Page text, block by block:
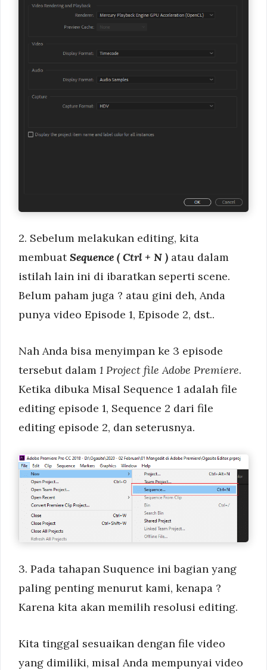
2. Sebelum melakukan editing, kita
membuatSequence ( Ctrl + N ) atau dalam
istilah lain ini di ibaratkan seperti scene.
Belum paham juga ? atau gini deh, Anda
punya video Episode 1, Episode 2, dst..
Nah Anda bisa menyimpan ke 3 episode
tersebut dalam 1 Project file Adobe Premiere.
Ketika dibuka Misal Sequence 1 adalah file
editing episode 1, Sequence 2 dari file
editing episode 2, dan seterusnya.
3. Pada tahapan Suquence ini bagian yang
paling penting menurut kami, kenapa ?
Karena kita akan memilih resolusi editing.
Kita tinggal sesuaikan dengan file video
yang dimiliki, misal Anda mempunyai video